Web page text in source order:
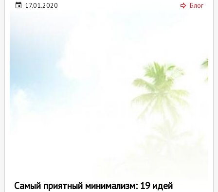
17.01.2020 Блог
Самый приятный минимализм: 19 идей